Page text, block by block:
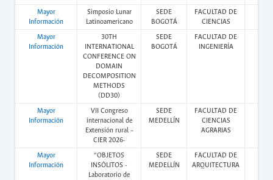
Mayor
Información
Simposio Lunar
Latinoamericano
SEDE
BOGOTÁ
FACULTAD DE
CIENCIAS
Mayor
Información
30TH
INTERNATIONAL
CONFERENCE ON
DOMAIN
DECOMPOSITION
METHODS
(DD30)
SEDE
BOGOTÁ
FACULTAD DE
INGENIERÍA
Mayor
Información
VII Congreso
internacional de
Extensión rural –
CIER 2026-
SEDE
MEDELLÍN
FACULTAD DE
CIENCIAS
AGRARIAS
Mayor
Información
“OBJETOS
INSÓLITOS -
Laboratorio de
SEDE
MEDELLÍN
FACULTAD DE
ARQUITECTURA